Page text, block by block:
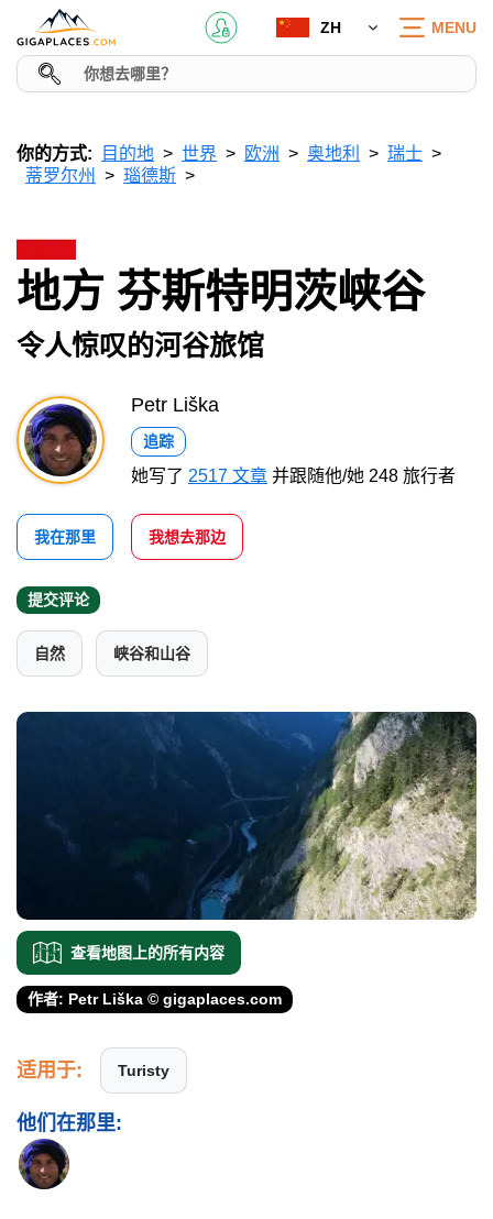
ZH MENU
你的方式: 目的地 世界 欧洲 奥地利
瑞士
蒂罗尔州
瑙德斯
地方 芬斯特明茨峡谷
令人惊叹的河谷旅馆
Petr Liška
追踪
她写了 2517 文章 并跟随他/她 248 旅行者
我在那里 我想去那边
提交评论
自然 峡谷和山谷
查看地图上的所有内容
作者: Petr Liška © gigaplaces.com
适用于: Turisty
他们在那里: